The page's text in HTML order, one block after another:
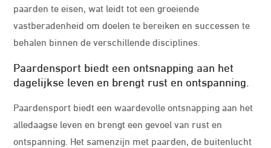
paarden te eisen, wat leidt tot een groeiende
vastberadenheid om doelen te bereiken en successen te
behalen binnen de verschillende disciplines.
Paardensport biedt een ontsnapping aan het
dagelijkse leven en brengt rust en ontspanning.
Paardensport biedt een waardevolle ontsnapping aan het
alledaagse leven en brengt een gevoel van rust en
ontspanning. Het samenzijn met paarden, de buitenlucht